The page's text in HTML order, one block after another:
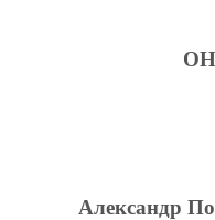
Александр